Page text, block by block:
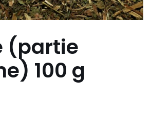
(partie
100 g